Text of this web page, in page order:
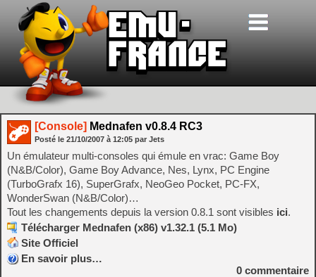
[Console] Mednafen v0.8.4 RC3
Posté le 21/10/2007 à 12:05 par Jets
Un émulateur multi-consoles qui émule en vrac: Game Boy
(N&B/Color), Game Boy Advance, Nes, Lynx, PC Engine
(TurboGrafx 16), SuperGrafx, NeoGeo Pocket, PC-FX,
WonderSwan (N&B/Color)…
Tout les changements depuis la version 0.8.1 sont visibles ici.
Télécharger Mednafen (x86) v1.32.1 (5.1 Mo)
Site Officiel
En savoir plus…
0 commentaire